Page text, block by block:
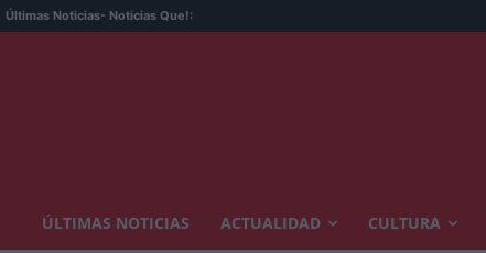
Últimas Noticias- Noticias Que!:
ÚLTIMAS NOTICIAS ACTUALIDAD CULTURA